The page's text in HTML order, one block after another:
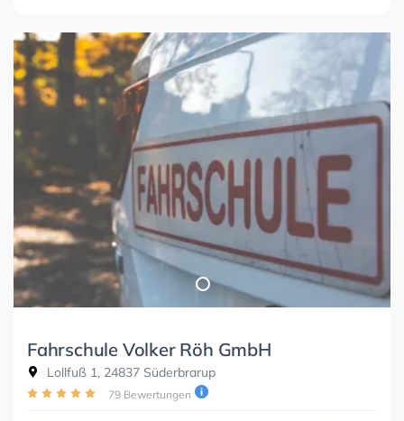
Fahrschule Volker Röh GmbH
Lollfuß 1, 24837 Süderbrarup
79 Bewertungen